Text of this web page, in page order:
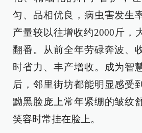
匀、品相优良，病虫害发生
产量较以往增收约2000斤，
翻番。从前全年劳碌奔波、
时省力、丰产增收。成为智
后，邻里街坊都能明显感受
黝黑脸庞上常年紧绷的皱纹
笑容时常挂在脸上。